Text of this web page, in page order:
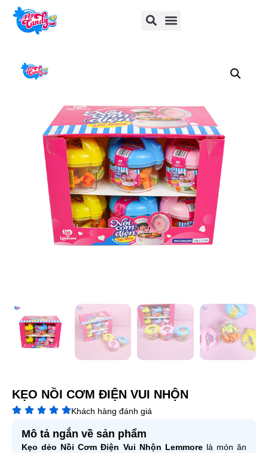
KẸO NỒI CƠM ĐIỆN VUI NHỘN
Khách hàng đánh giá
Mô tả ngắn về sản phẩm
Kẹo dẻo Nồi Cơm Điện Vui Nhộn Lemmorelà món ăn